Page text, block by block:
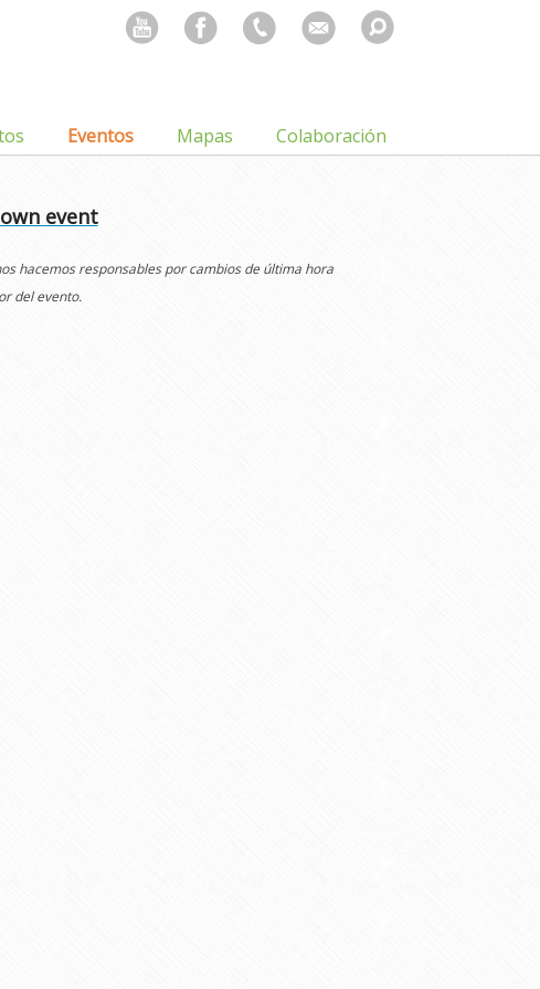
Search
for:
Eventos Mapas Colaboración
event
hacemos responsables por cambios de última hora
del evento.